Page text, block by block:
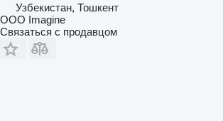
Узбекистан, Тошкент
OOO Imagine
Связаться с продавцом